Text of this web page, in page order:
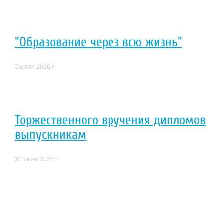
"Образование через всю жизнь"
2 июля 2026 г.
Торжественного вручения дипломов
выпускникам
30 июня 2026 г.